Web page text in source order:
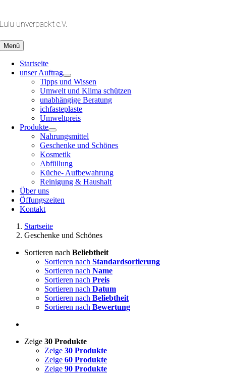
springen
Lulu unverpackt e.V.
Menü
Startseite
unser Auftrag
Tipps und Wissen
Umwelt und Klima schützen
unabhängige Beratung
ichfasteplaste
Umweltpreis
Produkte
Nahrungsmittel
Geschenke und Schönes
Kosmetik
Abfüllung
Küche- Aufbewahrung
Reinigung & Haushalt
Über uns
Öffungszeiten
Kontakt
Startseite
Geschenke und Schönes
Sortieren nach Beliebtheit
Sortieren nach Standardsortierung
Sortieren nach Name
Sortieren nach Preis
Sortieren nach Datum
Sortieren nach Beliebtheit
Sortieren nach Bewertung
Zeige 30 Produkte
Zeige 30 Produkte
Zeige 60 Produkte
Zeige 90 Produkte